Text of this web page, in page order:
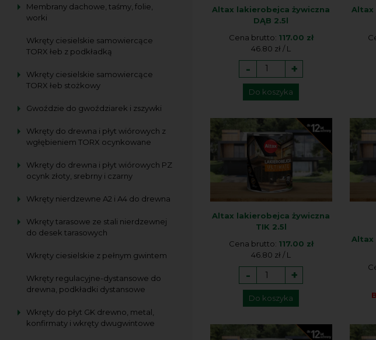
Membrany dachowe, taśmy, folie,
worki
Wkręty ciesielskie samowiercące
TORX łeb z podkładką
Wkręty ciesielskie samowiercące
TORX łeb stożkowy
Gwoździe do gwoździarek i zszywki
Wkręty do drewna i płyt wiórowych z
wgłębieniem TORX ocynkowane
Wkręty do drewna i płyt wiórowych PZ
ocynk złoty, srebrny i czarny
Wkręty nierdzewne A2 i A4 do drewna
Wkręty tarasowe ze stali nierdzewnej
do desek tarasowych
Wkręty ciesielskie z pełnym gwintem
Wkręty regulacyjne-dystansowe do
drewna, podkładki dystansowe
Wkręty do płyt GK drewno, metal,
konfirmaty i wkręty dwugwintowe
Altax lakierobejca żywiczna
DĄB 2.5l
Cena brutto: 117.00 zł
46.80 zł / L
- +
Do koszyka
Altax
Altax lakierobejca żywiczna
TIK 2.5l
Cena brutto: 117.00 zł
46.80 zł / L
- +
Do koszyka
Altax